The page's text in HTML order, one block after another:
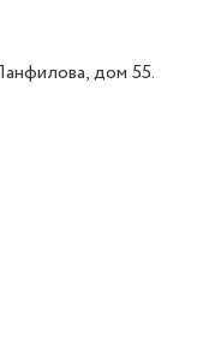
дом 55.